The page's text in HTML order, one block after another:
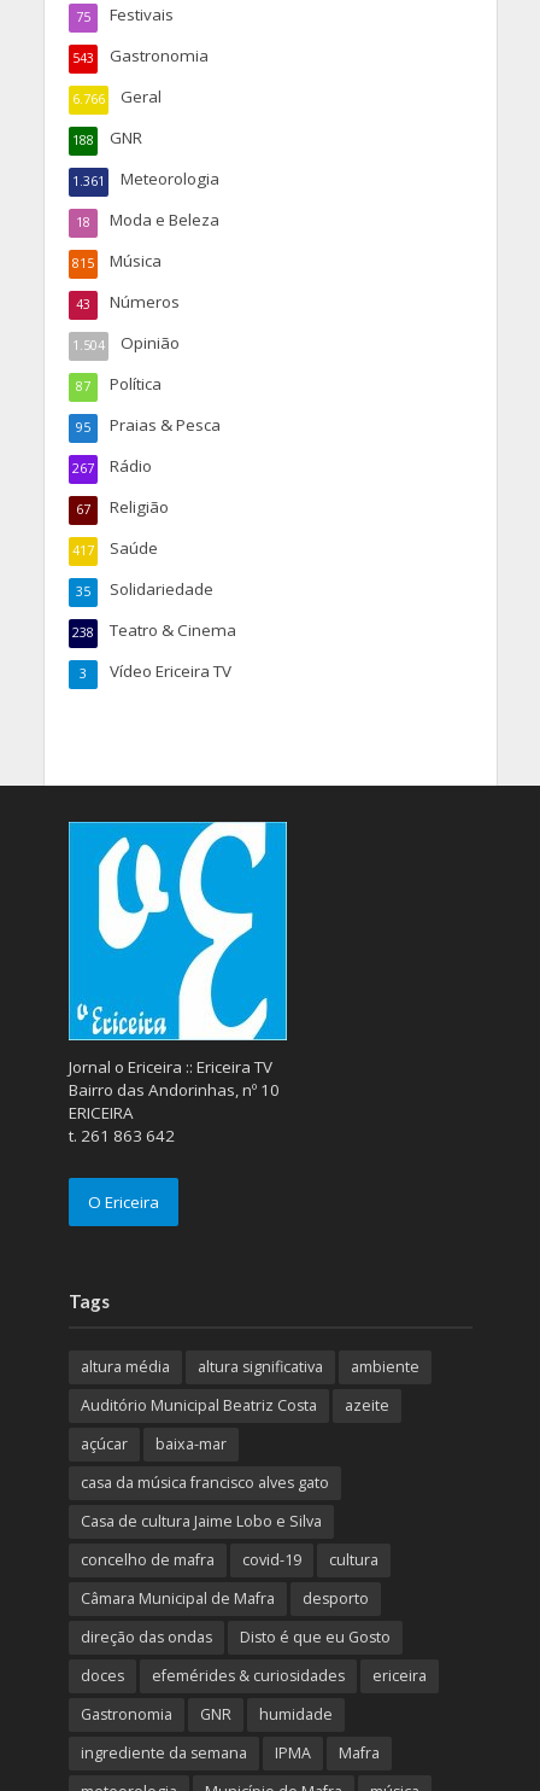
Festivais
75
Gastronomia
543
Geral
6.766
GNR
188
Meteorologia
1.361
Moda e Beleza
18
Música
815
Números
43
Opinião
1.504
Política
87
Praias & Pesca
95
Rádio
267
Religião
67
Saúde
417
Solidariedade
35
Teatro & Cinema
238
Vídeo Ericeira TV
3
Jornal o Ericeira :: Ericeira TV
Bairro das Andorinhas, nº 10
ERICEIRA
t. 261 863 642
O Ericeira
Tags
altura média altura significativa
ambiente
Auditório Municipal Beatriz Costa
azeite
açúcar
baixa-mar
casa da música francisco alves gato
Casa de cultura Jaime Lobo e Silva
concelho de mafra
covid-19
cultura
Câmara Municipal de Mafra
desporto
direção das ondas
Disto é que eu Gosto
doces
efemérides & curiosidades
ericeira
Gastronomia
GNR
humidade
ingrediente da semana
IPMA
Mafra